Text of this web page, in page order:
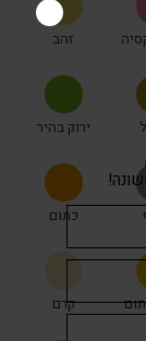
זהב
ירוק בהיר
כתום
קרם